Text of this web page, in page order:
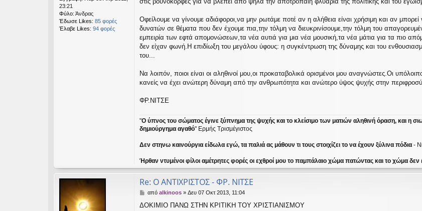
23:21
Φύλο: Άνδρας
Έδωσε Likes: 85 φορές
Έλαβε Likes: 94 φορές
Οφείλουμε να γίνουμε αδιάφοροι,να μην ρωτάμε ποτέ αν η αλήθεια είναι χρήσιμη και αν
δυνατών σε θέματα που δεν έχουμε πια,την τόλμη να διευκρινίσουμε,την τόλμη του
εμπειρία των εφτά απομονώσεων,τα νέα αυτιά για μια νέα μουσική,τα νέα μάτια για τα πιο
δεν είχαν φωνή.Η επιδίωξη του μεγάλου ύφους: η συγκέντρωση της δύναμης και του
του...
Να λοιπόν, ποιοι είναι οι αληθινοί μου,οι προκαταβολικά ορισμένοι μου αναγνώστες.Οι
κανείς να έχει ανώτερη δύναμη από την ανθρωπότητα και ανώτερο ύψος ψυχής στην
ΦΡ.ΝΙΤΣΕ
"Ο ύπνος του σώματος έγινε ξύπνημα της ψυχής και το κλείσιμο των ματιών αληθινή όραση, και η
δημιούργημα αγαθό" Ερμής Τρισμέγιστος
Δεν στηνω καινούργια είδωλα εγώ, τα παλιά ας μάθουν τι τους στοιχίζει το να έχουν ξύλινα πόδια -
Ήρθαν ντυμένοι φίλοι αμέτρητες φορές οι εχθροί μου το παμπάλαιο χώμα πατώντας και το χώμα δεν
Re: Ο ΑΝΤΙΧΡΙΣΤΟΣ - ΦΡ. ΝΙΤΣΕ
Δ
μ
από alkinoos» Δευ 07 Οκτ 2013, 11:04
ΔΟΚΙΜΙΟ ΠΑΝΩ ΣΤΗΝ ΚΡΙΤΙΚΗ ΤΟΥ ΧΡΙΣΤΙΑΝΙΣΜΟΥ